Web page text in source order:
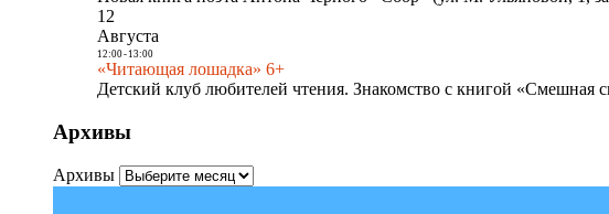
12
Августа
12:00- 13:00
«Читающая лошадка» 6+
Детский клуб любителей чтения. Знакомство с книгой «Смешная
Архивы
Архивы